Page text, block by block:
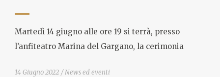
Martedì 14 giugno alle ore 19 si terrà, presso
l’anfiteatro Marina del Gargano, la cerimonia
14 Giugno 2022 News ed eventi